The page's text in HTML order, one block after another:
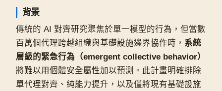
背景
傳統的 AI 對齊研究聚焦於單一模型的行為，但當數
百萬個代理跨越組織與基礎設施邊界協作時， 系統
層級的緊急行為（emergent collective behavior）
將難以用個體安全屬性加以預測。此計畫明確排除
單代理對齊、純能力提升，以及僅將現有基礎設施